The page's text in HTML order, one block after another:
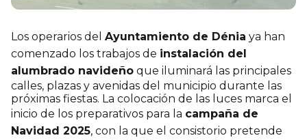
Los operarios del Ayuntamiento de Dénia ya han
comenzado los trabajos de instalación del
alumbrado navideño que iluminará las principales
calles, plazas y avenidas del municipio durante las
próximas fiestas. La colocación de las luces marca el
inicio de los preparativos para la campaña de
Navidad 2025, con la que el consistorio pretende